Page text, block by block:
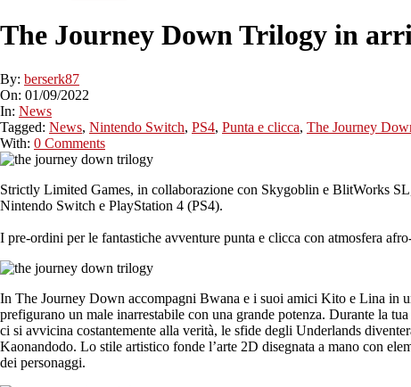
The Journey Down Trilogy in
By: berserk87
On: 01/09/2022
In: News
Tagged: News, Nintendo Switch, PS4, Punta e clicca, The Journey
With: 0 Comments
Strictly Limited Games, in collaborazione con Skygoblin e BlitWorks
Nintendo Switch e PlayStation 4 (PS4).
I pre-ordini per le fantastiche avventure punta e clicca con atmosfera
In The Journey Down accompagni Bwana e i suoi amici Kito e Lina in
prefigurano un male inarrestabile con una grande potenza. Durante la
ci si avvicina costantemente alla verità, le sfide degli Underlands
Kaonandodo. Lo stile artistico fonde l’arte 2D disegnata a mano con
dei personaggi.